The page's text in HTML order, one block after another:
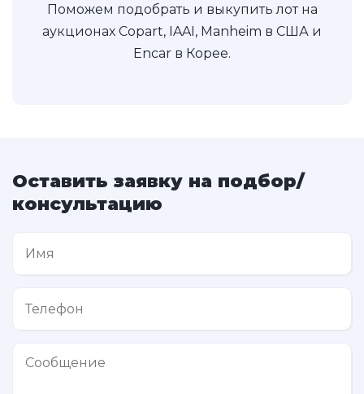
Поможем подобрать и выкупить лот на
аукционах Copart, IAAI, Manheim в США и
Encar в Корее.
Оставить заявку на подбор/
консультацию